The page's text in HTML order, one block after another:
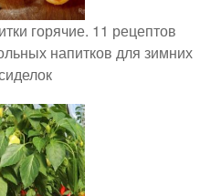
горячие. 11 рецептов
напитков для зимних